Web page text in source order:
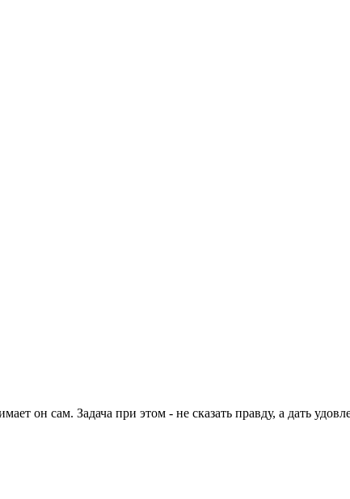
он сам. Задача при этом - не сказать правду, а дать